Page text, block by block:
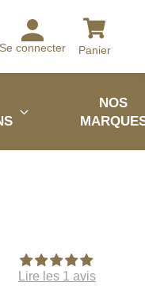
Se connecter Panier
NOS
Lire les 1 avis